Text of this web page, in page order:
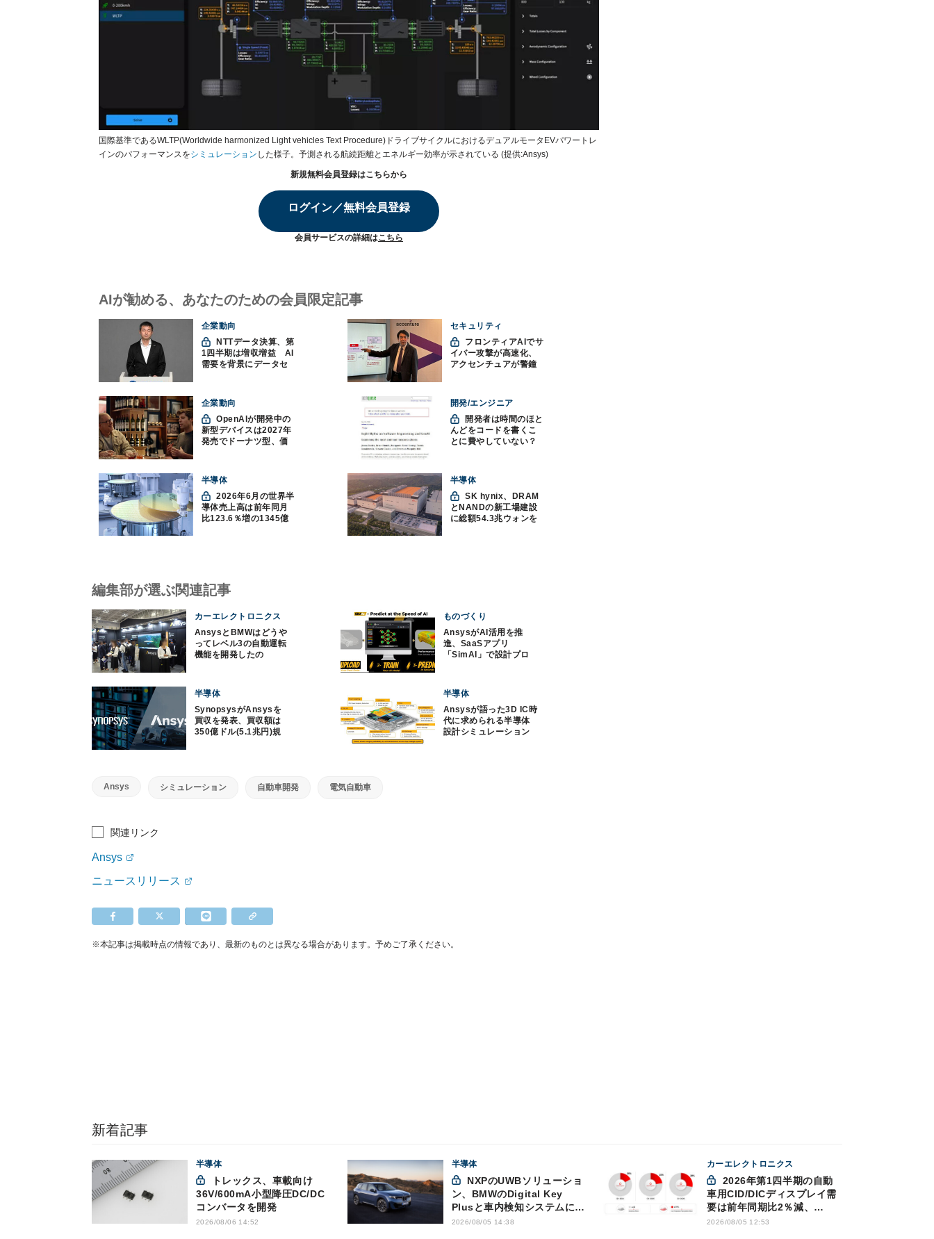
国際基準であるWLTP(Worldwide harmonized Light vehicles Text Procedure)ドライブサイクルにおけるデュアルモータEVパワートレ
インのパフォーマンスをシミュレーション した様子。予測される航続距離とエネルギー効率が示されている (提供:Ansys)
新規無料会員登録はこちらから
ログイン／無料会員登録
会員サービスの詳細はこちら
AIが勧める、あなたのための会員限定記事
企業動向
1四半期は増収増益 AI
需要を背景にデータセ
セキュリティ
イバー攻撃が高速化、
アクセンチュアが警鐘
企業動向
OpenAIが開発中の
新型デバイスは2027年
発売でドーナツ型、価
開発/エンジニア
んどをコードを書くこ
とに費やしていない？
つの神話への賛否
半導体
2026年6月の世界半
導体売上高は前年同月
比123.6％増の1345億
半導体
SK hynix、DRAM
とNANDの新工場建設
に総額54.3兆ウォンを
編集部が選ぶ関連記事
カーエレクトロニクス
AnsysとBMWはどうや
ってレベル3の自動運転
機能を開発したの
り
ものづくり
AnsysがAI活用を推
進、SaaSアプリ
「SimAI」で設計プロ
半導体
SynopsysがAnsysを
買収を発表、買収額は
350億ドル(5.1兆円)規
半導体
Ansysが語った3D IC時
代に求められる半導体
設計シミュレーション
Ansys シミュレーション 自動車開発 電気自動車
関連リンク
Ansys
ニュースリリース
※本記事は掲載時点の情報であり、最新のものとは異なる場合があります。予めご了承ください。
新着記事
半導体
36V/600mA小型降圧DC/DC
コンバータを開発
2026/08/06 14:52
半導体
ン、BMWのDigital Key
Plusと車内検知システムに採
用
2026/08/05 14:38
カーエレクトロニクス
車用CID/DICディスプレイ需
要は前年同期比2％減、
Counterpoint調べ
2026/08/05 12:53